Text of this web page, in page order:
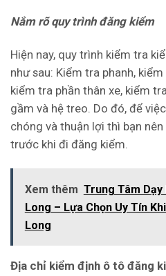
Nắm rõ quy trình đăng kiểm
Hiện nay, quy trình kiểm tra
như sau: Kiểm tra phanh,
kiểm tra phần thân xe, kiểm
gầm và hệ treo. Do đó, để
chóng và thuận lợi thì bạn
trước khi đi đăng kiểm.
Xem thêm Trung Tâm Dạy
Long – Lựa Chọn Uy Tín
Long
Địa chỉ kiểm định ô tô đăng